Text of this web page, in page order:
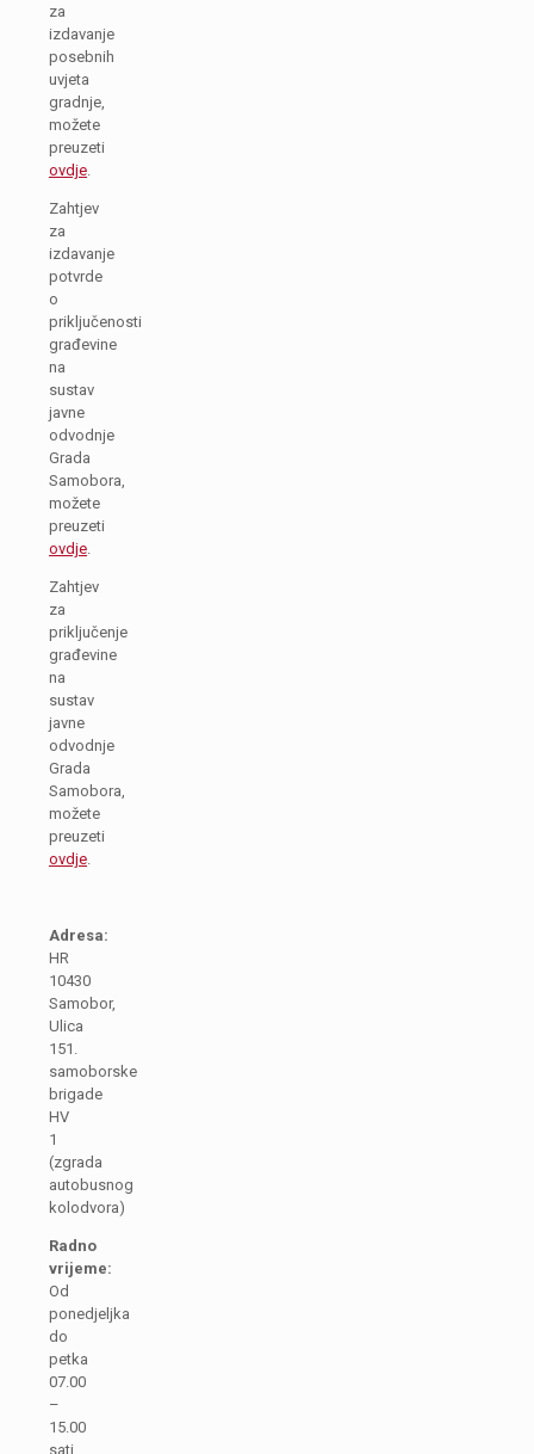
za
izdavanje
posebnih
uvjeta
gradnje,
možete
preuzeti
ovdje.
Zahtjev
za
izdavanje
potvrde
o
priključenosti
građevine
na
sustav
javne
odvodnje
Grada
Samobora,
možete
preuzeti
ovdje.
Zahtjev
za
priključenje
građevine
na
sustav
javne
odvodnje
Grada
Samobora,
možete
preuzeti
ovdje.
Adresa:
HR
10430
Samobor,
Ulica
151.
samoborske
brigade
HV
1
(zgrada
autobusnog
kolodvora)
Radno
vrijeme:
Od
ponedjeljka
do
petka
07.00
–
15.00
sati